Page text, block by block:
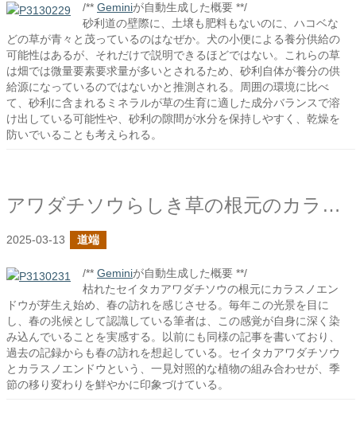
/** Geminiが自動生成した概要 **/
砂利道の壁際に、土壌も肥料もないのに、ハコベな
どの草が青々と茂っているのはなぜか。犬の小便による養分供給の
可能性はあるが、それだけで説明できるほどではない。これらの草
は畑では微量要素要求量が多いとされるため、砂利自体が養分の供
給源になっているのではないかと推測される。周囲の環境に比べ
て、砂利に含まれるミネラルが草の生育に適した成分バランスで溶
け出している可能性や、砂利の隙間が水分を保持しやすく、乾燥を
防いでいることも考えられる。
アワダチソウらしき草の根元のカラスノエンドウたち2025
2025-03-13 道端
/** Geminiが自動生成した概要 **/
枯れたセイタカアワダチソウの根元にカラスノエン
ドウが芽生え始め、春の訪れを感じさせる。毎年この光景を目に
し、春の兆候として認識している筆者は、この感覚が自身に深く染
み込んでいることを実感する。以前にも同様の記事を書いており、
過去の記録からも春の訪れを想起している。セイタカアワダチソウ
とカラスノエンドウという、一見対照的な植物の組み合わせが、季
節の移り変わりを鮮やかに印象づけている。